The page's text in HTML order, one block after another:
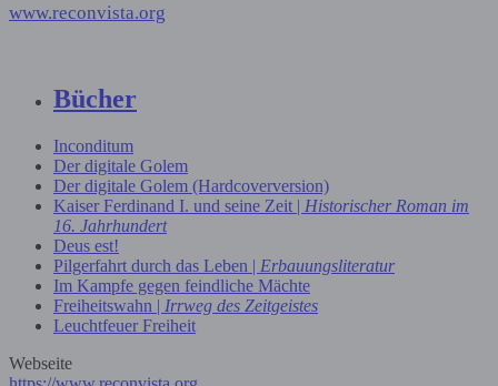
www.reconvista.org
Bücher
Inconditum
Der digitale Golem
Der digitale Golem (Hardcoverversion)
Kaiser Ferdinand I. und seine Zeit | Historischer Roman im
16. Jahrhundert
Deus est!
Pilgerfahrt durch das Leben | Erbauungsliteratur
Im Kampfe gegen feindliche Mächte
Freiheitswahn | Irrweg des Zeitgeistes
Leuchtfeuer Freiheit
Webseite